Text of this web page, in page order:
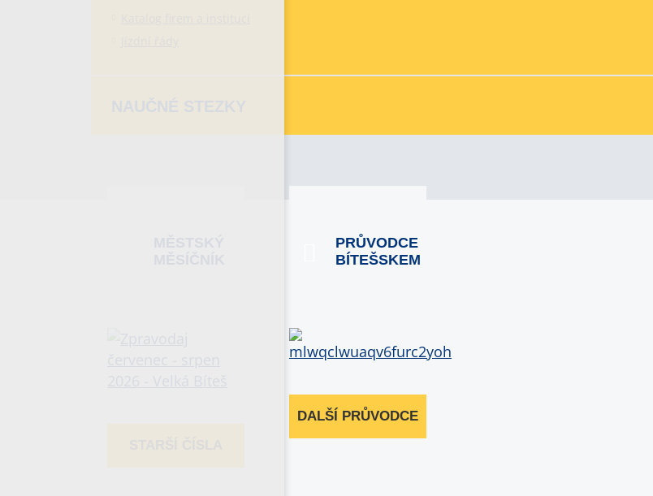
PRŮVODCE
BÍTEŠSKEM
DALŠÍ PRŮVODCE